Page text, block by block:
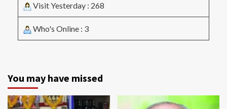
Visit Yesterday : 268
Who's Online : 3
You may have missed